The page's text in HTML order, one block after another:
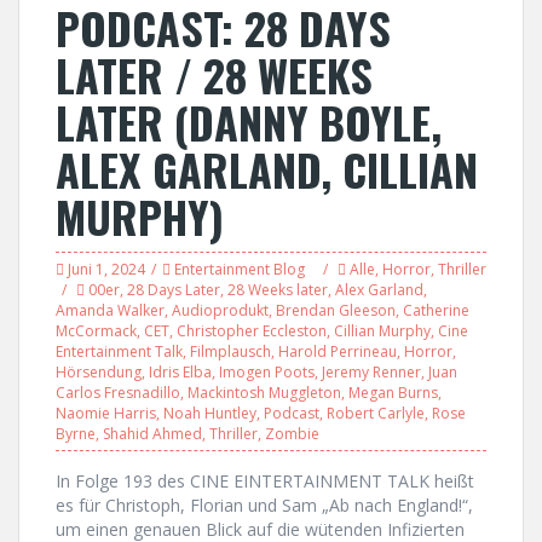
PODCAST: 28 DAYS
LATER / 28 WEEKS
LATER (DANNY BOYLE,
ALEX GARLAND, CILLIAN
MURPHY)
Juni 1, 2024 Entertainment Blog Alle, Horror, Thriller
00er, 28 Days Later, 28 Weeks later, Alex Garland,
Amanda Walker, Audioprodukt, Brendan Gleeson, Catherine
McCormack, CET, Christopher Eccleston, Cillian Murphy, Cine
Entertainment Talk, Filmplausch, Harold Perrineau, Horror,
Hörsendung, Idris Elba, Imogen Poots, Jeremy Renner, Juan
Carlos Fresnadillo, Mackintosh Muggleton, Megan Burns,
Naomie Harris, Noah Huntley, Podcast, Robert Carlyle, Rose
Byrne, Shahid Ahmed, Thriller, Zombie
In Folge 193 des CINE EINTERTAINMENT TALK heißt
es für Christoph, Florian und Sam „Ab nach England!“,
um einen genauen Blick auf die wütenden Infizierten